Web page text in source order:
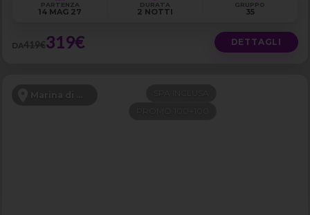
PARTENZA
14 MAG 27
DURATA
2 NOTTI
GRUPPO
35
DA419€319€ DETTAGLI
Marina di Grosseto